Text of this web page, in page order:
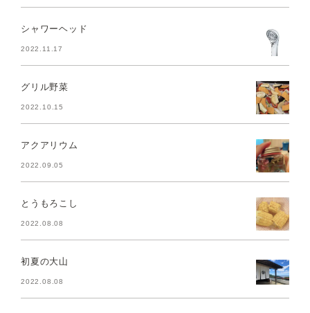
シャワーヘッド
2022.11.17
グリル野菜
2022.10.15
アクアリウム
2022.09.05
とうもろこし
2022.08.08
初夏の大山
2022.08.08